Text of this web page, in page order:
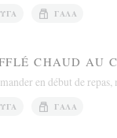
ΓΆΛΑ
CHAUD AU
en début de repas,
ΓΆΛΑ